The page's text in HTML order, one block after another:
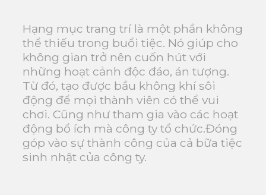
Hạng mục trang trí là một phần không
thể thiếu trong buổi tiệc. Nó giúp cho
không gian trở nên cuốn hút với
những hoạt cảnh độc đáo, án tượng.
Từ đó, tạo được bầu không khí sôi
động để mọi thành viên có thể vui
chơi. Cũng như tham gia vào các hoạt
động bổ ích mà công ty tổ chức.Đóng
góp vào sự thành công của cả bữa tiệc
sinh nhật của công ty.